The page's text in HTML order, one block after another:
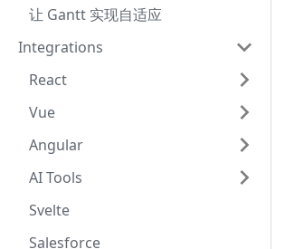
让 Gantt 实现自适应
Integrations
React
Vue
Angular
AI Tools
Svelte
Salesforce